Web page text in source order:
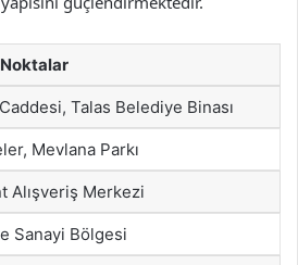
Talas Belediye Binası
Mevlana Parkı
Alışveriş Merkezi
Sanayi Bölgesi